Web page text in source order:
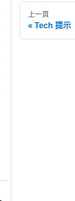
上一頁
Tech 提示